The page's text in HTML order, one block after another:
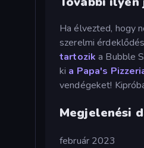
Ha élvezted, hogy
szerelmi
tartozika Bubble
ki a Papa's
vendégeket!
Megjelenési
február 2023